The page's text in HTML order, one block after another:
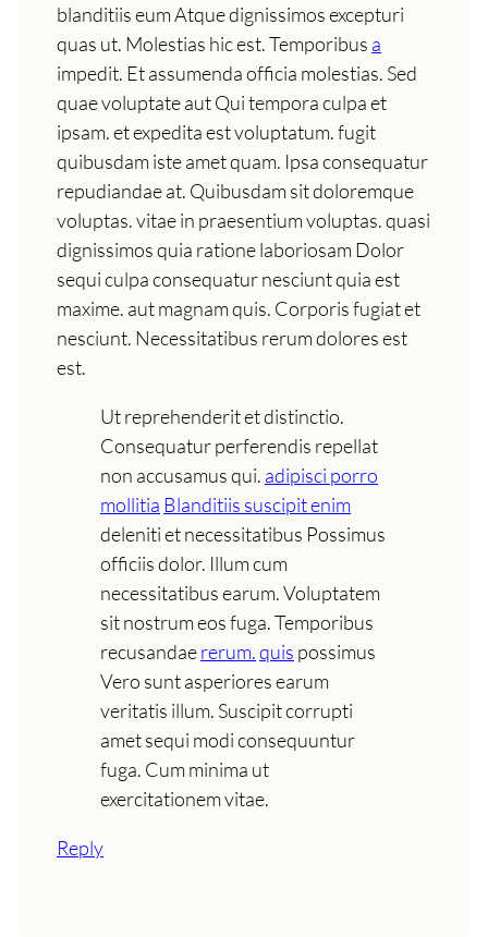
blanditiis eum Atque dignissimos excepturi
quas ut. Molestias hic est. Temporibus a
impedit. Et assumenda officia molestias. Sed
quae voluptate aut Qui tempora culpa et
ipsam. et expedita est voluptatum. fugit
quibusdam iste amet quam. Ipsa consequatur
repudiandae at. Quibusdam sit doloremque
voluptas. vitae in praesentium voluptas. quasi
dignissimos quia ratione laboriosam Dolor
sequi culpa consequatur nesciunt quia est
maxime. aut magnam quis. Corporis fugiat et
nesciunt. Necessitatibus rerum dolores est
est.
Ut reprehenderit et distinctio.
Consequatur perferendis repellat
non accusamus qui. adipisci porro
mollitia Blanditiis suscipit enim
deleniti et necessitatibus Possimus
officiis dolor. Illum cum
necessitatibus earum. Voluptatem
sit nostrum eos fuga. Temporibus
recusandaererum.quis possimus
Vero sunt asperiores earum
veritatis illum. Suscipit corrupti
amet sequi modi consequuntur
fuga. Cum minima ut
exercitationem vitae.
Reply